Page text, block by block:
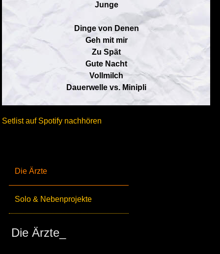
Die Ärzte
Solo & Nebenprojekte
Die Ärzte_
Junge
Dinge von Denen
Geh mit mir
Zu Spät
Gute Nacht
Vollmilch
Dauerwelle vs. Minipli
Setlist auf Spotify nachhören